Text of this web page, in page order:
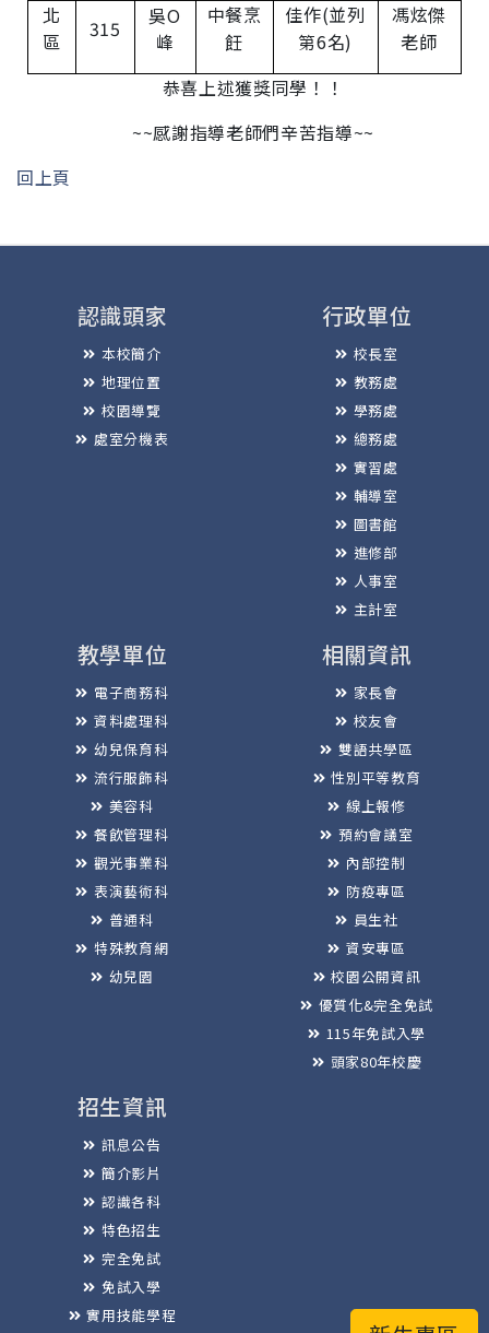
北
區
315
吳O
峰
中餐烹
飪
佳作(並列
第6名)
馮炫傑
老師
恭喜上述獲獎同學！！
~~感謝指導老師們辛苦指導~~
回上頁
認識頭家
本校簡介
地理位置
校園導覽
處室分機表
行政單位
校長室
教務處
學務處
總務處
實習處
輔導室
圖書館
進修部
人事室
主計室
教學單位
電子商務科
資料處理科
幼兒保育科
流行服飾科
美容科
餐飲管理科
觀光事業科
表演藝術科
普通科
特殊教育網
幼兒園
相關資訊
家長會
校友會
雙語共學區
性別平等教育
線上報修
預約會議室
內部控制
防疫專區
員生社
資安專區
校園公開資訊
優質化&完全免試
115年免試入學
頭家80年校慶
招生資訊
訊息公告
簡介影片
認識各科
特色招生
完全免試
免試入學
實用技能學程